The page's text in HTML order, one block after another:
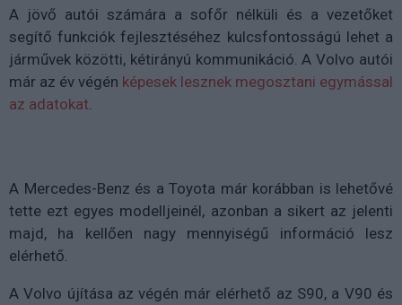
A jövő autói számára a sofőr nélküli és a vezetőket
segítő funkciók fejlesztéséhez kulcsfontosságú lehet a
járművek közötti, kétirányú kommunikáció. A Volvo autói
már az év végén képesek lesznek megosztani egymással
az adatokat
A Mercedes-Benz és a Toyota már korábban is lehetővé
tette ezt egyes modelljeinél, azonban a sikert az jelenti
majd, ha kellően nagy mennyiségű információ lesz
elérhető.
A Volvo újítása az végén már elérhető az S90, a V90 és